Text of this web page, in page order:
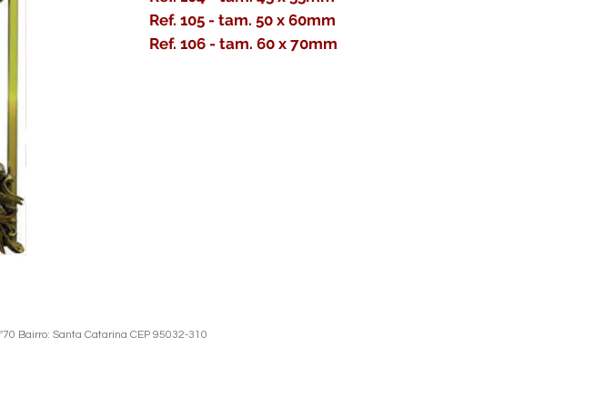
Ref. 105 - tam. 50 x 60mm
Ref. 106 - tam. 60 x 70mm
Bairro: Santa Catarina CEP 95032-310